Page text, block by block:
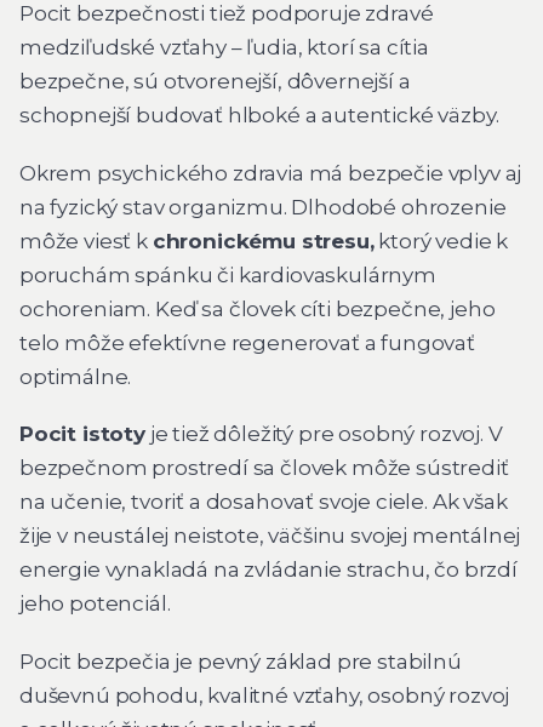
Pocit bezpečnosti tiež podporuje zdravé
medziľudské vzťahy – ľudia, ktorí sa cítia
bezpečne, sú otvorenejší, dôvernejší a
schopnejší budovať hlboké a autentické väzby.
Okrem psychického zdravia má bezpečie vplyv aj
na fyzický stav organizmu. Dlhodobé ohrozenie
môže viesť k chronickému stresu,ktorý vedie k
poruchám spánku či kardiovaskulárnym
ochoreniam. Keď sa človek cíti bezpečne, jeho
telo môže efektívne regenerovať a fungovať
optimálne.
Pocit istotyje tiež dôležitý pre osobný rozvoj. V
bezpečnom prostredí sa človek môže sústrediť
na učenie, tvoriť a dosahovať svoje ciele. Ak však
žije v neustálej neistote, väčšinu svojej mentálnej
energie vynakladá na zvládanie strachu, čo brzdí
jeho potenciál.
Pocit bezpečia je pevný základ pre stabilnú
duševnú pohodu, kvalitné vzťahy, osobný rozvoj